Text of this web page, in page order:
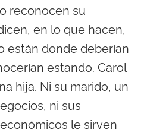
reconocen su
en lo que hacen,
están donde deberían
estando. Carol
hija. Ni su marido, un
ni sus
le sirven